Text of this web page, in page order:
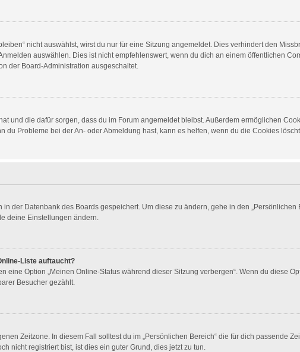
nicht auswählst, wirst du nur für eine Sitzung angemeldet. Dies verhindert den
auswählen. Dies ist nicht empfehlenswert, wenn du dich an einem öffentlichen
der Board-Administration ausgeschaltet.
und die dafür sorgen, dass du im Forum angemeldet bleibst. Außerdem ermöglichen
du Probleme bei der An- oder Abmeldung hast, kann es helfen, wenn du die Cookies
der Datenbank des Boards gespeichert. Um diese zu ändern, gehe in den
deine Einstellungen ändern.
Liste auftaucht?
eine Option „Meinen Online-Status während dieser Sitzung verbergen“. Wenn du diese
Besucher gezählt.
Zeitzone. In diesem Fall solltest du im „Persönlichen Bereich“ die für dich passende
nicht registriert bist, ist dies ein guter Grund, dies jetzt zu tun.